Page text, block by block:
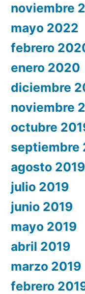
noviembre
mayo 2022
febrero
enero 2020
diciembre
noviembre
octubre
septiembre
agosto 2019
julio 2019
junio 2019
mayo 2019
abril 2019
marzo 2019
febrero